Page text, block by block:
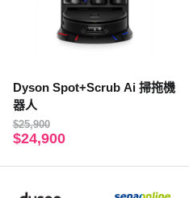
Dyson Spot+Scrub Ai 掃拖機
器人
$25,900
$24,900